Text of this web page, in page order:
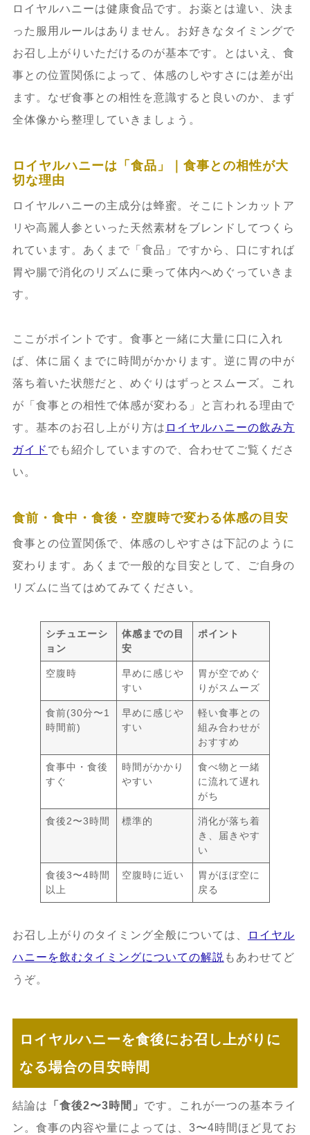
ロイヤルハニーは健康食品です。お薬とは違い、決ま
った服用ルールはありません。お好きなタイミングで
お召し上がりいただけるのが基本です。とはいえ、食
事との位置関係によって、体感のしやすさには差が出
ます。なぜ食事との相性を意識すると良いのか、まず
全体像から整理していきましょう。
ロイヤルハニーは「食品」｜食事との相性が大
切な理由
ロイヤルハニーの主成分は蜂蜜。そこにトンカットア
リや高麗人参といった天然素材をブレンドしてつくら
れています。あくまで「食品」ですから、口にすれば
胃や腸で消化のリズムに乗って体内へめぐっていきま
す。
ここがポイントです。食事と一緒に大量に口に入れ
ば、体に届くまでに時間がかかります。逆に胃の中が
落ち着いた状態だと、めぐりはずっとスムーズ。これ
が「食事との相性で体感が変わる」と言われる理由で
す。基本のお召し上がり方は ロイヤルハニーの飲み方
ガイド でも紹介していますので、合わせてご覧くださ
い。
食前・食中・食後・空腹時で変わる体感の目安
食事との位置関係で、体感のしやすさは下記のように
変わります。あくまで一般的な目安として、ご自身の
リズムに当てはめてみてください。
シチュエーシ
ョン
体感までの目
安
ポイント
空腹時
早めに感じや
すい
胃が空でめぐ
りがスムーズ
食前(30分〜1
時間前)
早めに感じや
すい
軽い食事との
組み合わせが
おすすめ
食事中・食後
すぐ
時間がかかり
やすい
食べ物と一緒
に流れて遅れ
がち
食後2〜3時間 標準的
消化が落ち着
き、届きやす
い
食後3〜4時間
以上
空腹時に近い
胃がほぼ空に
戻る
お召し上がりのタイミング全般については、
ロイヤル
ハニーを飲むタイミングについての解説 もあわせてど
うぞ。
ロイヤルハニーを食後にお召し上がりに
なる場合の目安時間
結論は 「食後2〜3時間」 です。これが一つの基本ライ
ン。食事の内容や量によっては、3〜4時間ほど見てお